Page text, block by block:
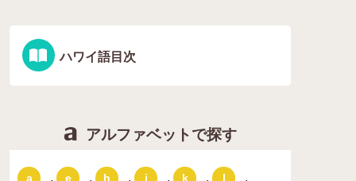
ハワイ語目次
アルファベットで探す
a , e , h , i , k , l ,